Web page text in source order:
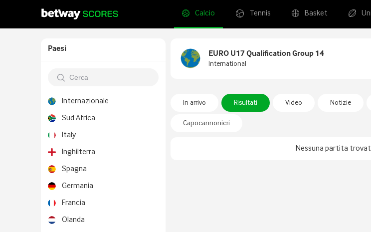
Calcio Tennis Basket
Paesi
Internazionale
Sud Africa
Italy
Inghilterra
Spagna
Germania
Francia
Olanda
EURO U17 Qualification Group 14
International
In arrivo Risultati Video Notizie
Capocannonieri
Nessuna partita